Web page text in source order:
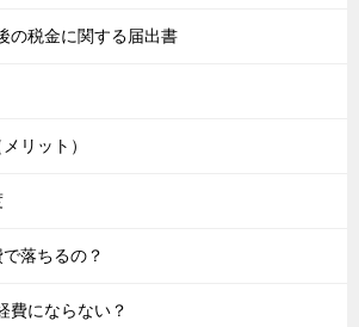
の税金に関する届出書
リット）
落ちるの？
費にならない？